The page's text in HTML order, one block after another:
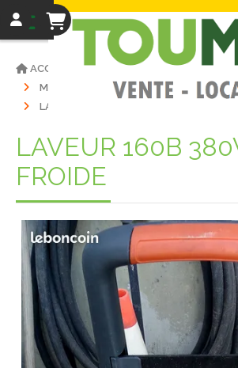
ACCUEIL
VENTE MATÉRIELS
MATÉRIEL D'OCCASIONS
LAVEUR
LAVEUR 160B 380V EAU FROIDE
LAVEUR 160B
FROIDE